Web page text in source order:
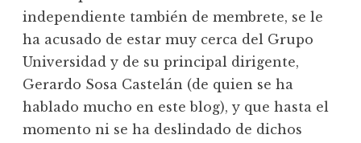
independiente también de membrete, se le
ha acusado de estar muy cerca del Grupo
Universidad y de su principal dirigente,
Gerardo Sosa Castelán (de quien se ha
hablado mucho en este blog), y que hasta el
momento ni se ha deslindado de dichos